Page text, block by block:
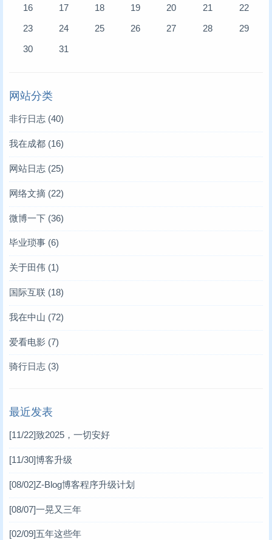
16
17 18 19 20 21
22
23
24 25 26 27 28
29
30
31
网站分类
非行日志 (40)
我在成都 (16)
网站日志 (25)
网络文摘 (22)
微博一下 (36)
毕业琐事 (6)
关于田伟 (1)
国际互联 (18)
我在中山 (72)
爱看电影 (7)
骑行日志 (3)
最近发表
[11/22]致2025，一切安好
[11/30]博客升级
[08/02]Z-Blog博客程序升级计划
[08/07]一晃又三年
[02/09]五年这些年